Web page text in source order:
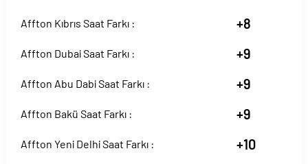
Affton Kıbrıs Saat Farkı : +8
Affton Dubai Saat Farkı : +9
Affton Abu Dabi Saat Farkı : +9
Affton Bakü Saat Farkı : +9
Affton Yeni Delhi Saat Farkı : +10